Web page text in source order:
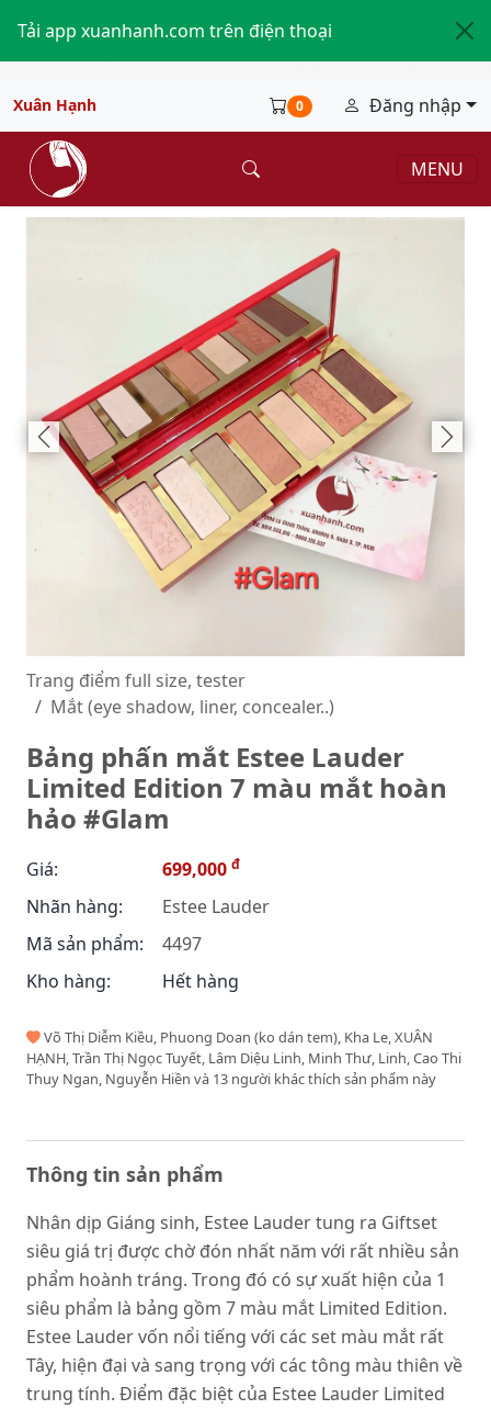
Tải app xuanhanh.com trên điện thoại
Xuân Hạnh 0 Đăng nhập
MENU
Trang điểm full size, tester
Mắt (eye shadow, liner, concealer..)
Bảng phấn mắt Estee Lauder
Limited Edition 7 màu mắt hoàn
hảo #Glam
Giá: 699,000 đ
Nhãn hàng:
Estee Lauder
Mã sản phẩm:
4497
Kho hàng:
Hết hàng
Võ Thị Diễm Kiều, Phuong Doan (ko dán tem), Kha Le, XUÂN
HẠNH, Trần Thị Ngọc Tuyết, Lâm Diệu Linh, Minh Thư, Linh, Cao Thi
Thuy Ngan, Nguyễn Hiền và 13 người khác thích sản phẩm này
Thông tin sản phẩm
Nhân dịp Giáng sinh, Estee Lauder tung ra Giftset
siêu giá trị được chờ đón nhất năm với rất nhiều sản
phẩm hoành tráng. Trong đó có sự xuất hiện của 1
siêu phẩm là bảng gồm 7 màu mắt Limited Edition.
Estee Lauder vốn nổi tiếng với các set màu mắt rất
Tây, hiện đại và sang trọng với các tông màu thiên về
trung tính. Điểm đặc biệt của Estee Lauder Limited